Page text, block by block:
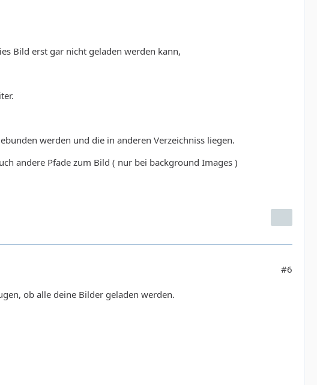
Bild erst gar nicht geladen werden kann,
werden und die in anderen Verzeichniss liegen.
andere Pfade zum Bild ( nur bei background Images )
#6
ob alle deine Bilder geladen werden.